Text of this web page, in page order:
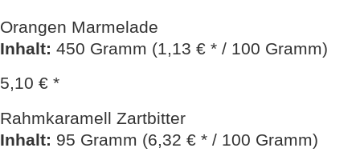
Orangen Marmelade
Inhalt: 450 Gramm (1,13 € * / 100 Gramm)
5,10 € *
Rahmkaramell Zartbitter
Inhalt: 95 Gramm (6,32 € * / 100 Gramm)